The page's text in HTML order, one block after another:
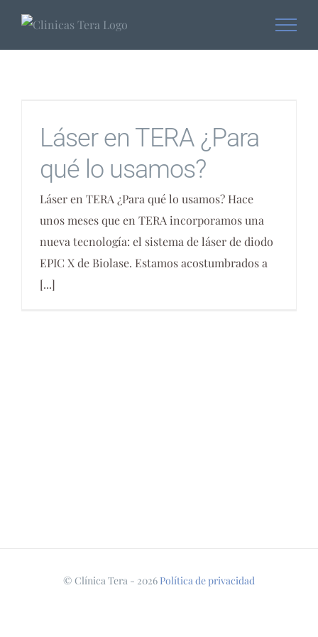
content
Láser en TERA ¿Para
qué lo usamos?
Láser en TERA ¿Para qué lo usamos? Hace
unos meses que en TERA incorporamos una
nueva tecnología: el sistema de láser de diodo
EPIC X de Biolase. Estamos acostumbrados a
[...]
© Clínica Tera - 2026 Política de privacidad